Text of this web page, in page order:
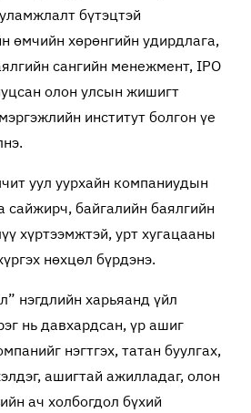
бүтэцтэй
өмчийн хөрөнгийн удирдлага,
сангийн менежмент, IPO
олон улсын жишигт
институт болгон үе
уул уурхайн компаниудын
сайжирч, байгалийн баялгийн
хүртээмжтэй, урт хугацааны
нөхцөл бүрдэнэ.
нэгдлийн харьяанд үйл
нь давхардсан, үр ашиг
нэгтгэх, татан буулгах,
ашигтай ажилладаг, олон
ач холбогдол бүхий